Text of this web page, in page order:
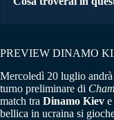
PREVIEW DINAMO
Mercoledì 20 luglio
turno preliminare di
match tra Dinamo Kiev e
bellica in ucraina si